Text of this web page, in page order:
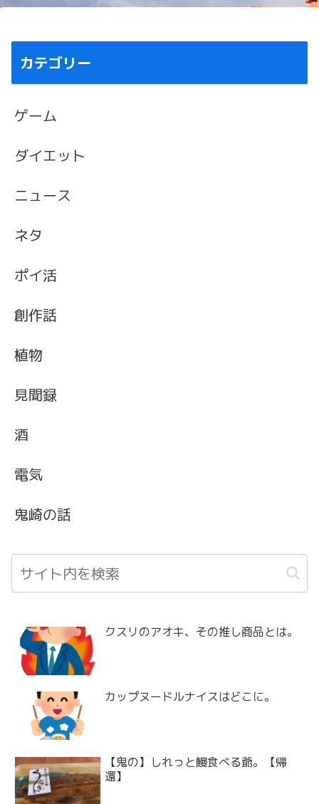
カテゴリー
ゲーム
ダイエット
ニュース
ネタ
ポイ活
創作話
植物
見聞録
酒
電気
鬼崎の話
クスリのアオキ、その推し商品とは。
カップヌードルナイスはどこに。
【鬼の】しれっと鰻食べる爺。【帰
還】